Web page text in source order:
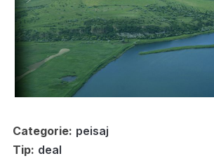
Categorie: peisaj
Tip: deal